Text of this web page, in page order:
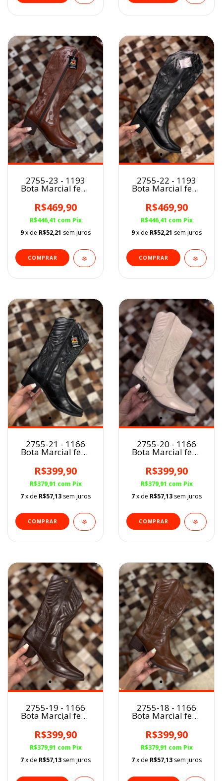
2755-23 - 1193
Bota Marcial fem.
R$469,90
R$446,41 com Pix
9x de R$52,21 sem juros
COMPRAR
2755-22 - 1193
Bota Marcial fem.
R$469,90
R$446,41 com Pix
9x de R$52,21 sem juros
COMPRAR
2755-21 - 1166
Bota Marcial fem.
R$399,90
R$379,91 com Pix
7x de R$57,13 sem juros
COMPRAR
2755-20 - 1166
Bota Marcial fem.
R$399,90
R$379,91 com Pix
7x de R$57,13 sem juros
COMPRAR
2755-19 - 1166
Bota Marcial fem.
CAFÉ
R$399,90
R$379,91 com Pix
7x de R$57,13 sem juros
2755-18 - 1166
Bota Marcial fem.
R$399,90
R$379,91 com Pix
7x de R$57,13 sem juros